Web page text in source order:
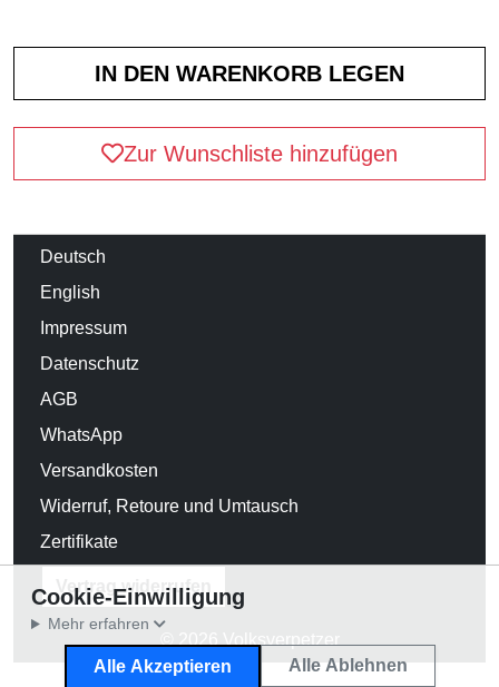
Zur Wunschliste hinzufügen
Deutsch
English
Impressum
Datenschutz
AGB
WhatsApp
Versandkosten
Widerruf, Retoure und Umtausch
Zertifikate
Vertrag widerrufen
© 2026 Volksverpetzer
Cookie-Einwilligung
Mehr erfahren
Alle Akzeptieren Alle Ablehnen